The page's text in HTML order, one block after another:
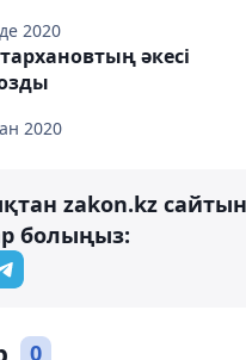
2020
2020
әкесі
zakon.kz
болыңыз:
0